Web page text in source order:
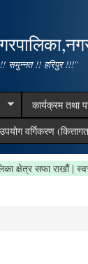
समुन्नत !! हरिपुर !!!"
कार्यक्रम तथा
वर्गिकरण
क्षेत्र सफा